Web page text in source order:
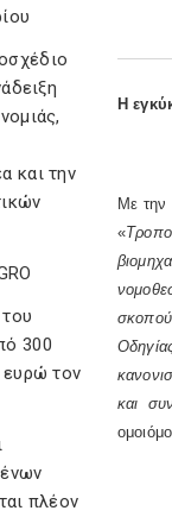
και την
300
τον
πλέον
Η
Με την
«
και